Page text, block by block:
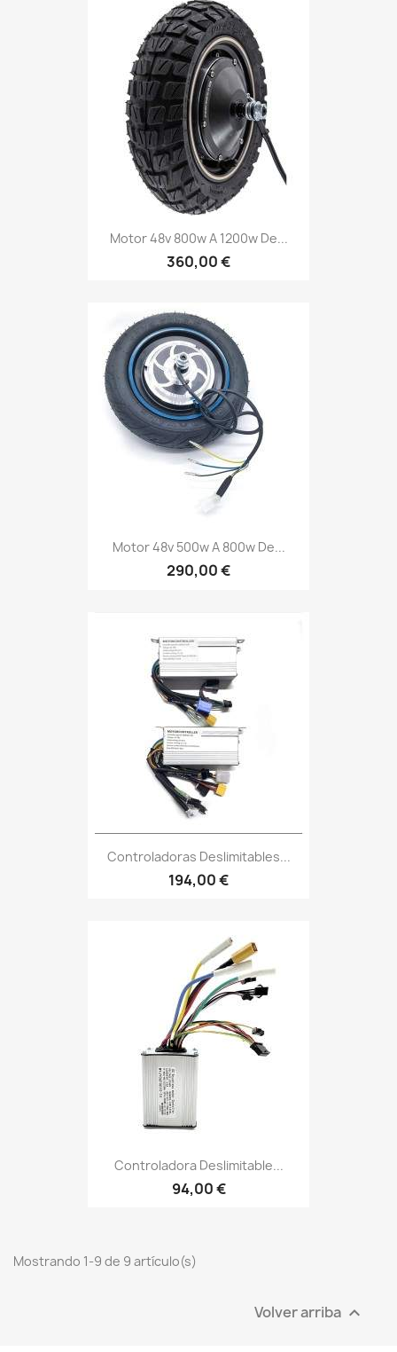
Motor 48v 800w A 1200w De...
360,00 €
Motor 48v 500w A 800w De...
290,00 €
Controladoras Deslimitables...
194,00 €
Controladora Deslimitable...
94,00 €
Mostrando 1-9 de 9 artículo(s)
Volver arriba 